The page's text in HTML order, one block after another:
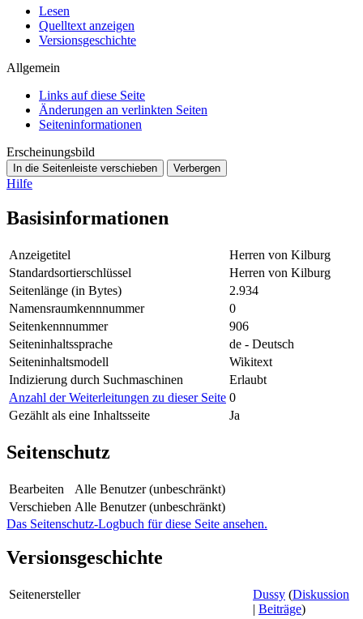
Lesen
Quelltext anzeigen
Versionsgeschichte
Allgemein
Links auf diese Seite
Änderungen an verlinkten Seiten
Seiten­­informationen
Erscheinungsbild
In die Seitenleiste verschieben Verbergen
Hilfe
Basisinformationen
Anzeigetitel
Herren von Kilburg
Standardsortierschlüssel
Herren von Kilburg
Seitenlänge (in Bytes)
2.934
Namensraumkennnummer
0
Seitenkennnummer
906
Seiteninhaltssprache
de - Deutsch
Seiteninhaltsmodell
Wikitext
Indizierung durch Suchmaschinen
Erlaubt
Anzahl der Weiterleitungen zu dieser Seite 0
Gezählt als eine Inhaltsseite
Ja
Seitenschutz
Bearbeiten
Alle Benutzer (unbeschränkt)
Verschieben Alle Benutzer (unbeschränkt)
Das Seitenschutz-Logbuch für diese Seite ansehen.
Versionsgeschichte
Seitenersteller Dussy (Diskussion
| Beiträge)